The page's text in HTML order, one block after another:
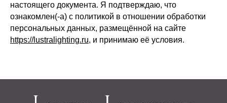
настоящего документа. Я подтверждаю, что
ознакомлен(-а) с политикой в отношении обработки
персональных данных, размещённой на сайте
https://lustralighting.ru, и принимаю её условия.
Освещение